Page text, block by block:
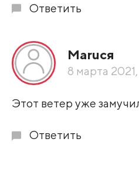
Ответить
Маruся
8 марта
Этот ветер уже
Ответить